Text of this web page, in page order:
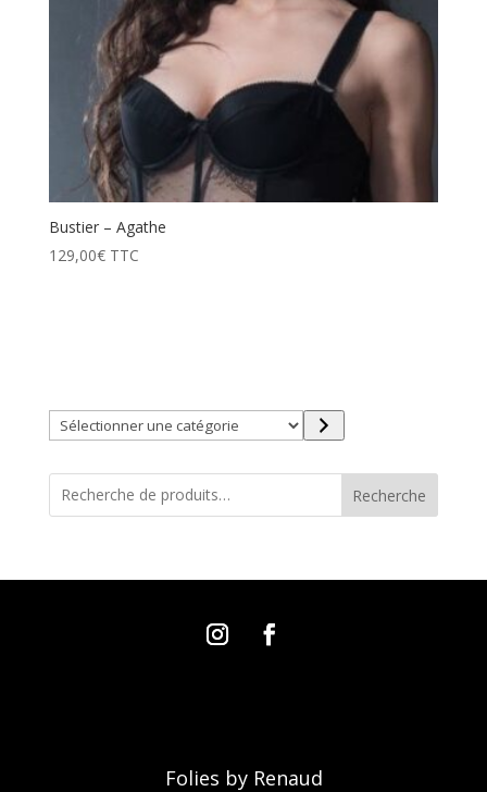
Bustier – Agathe
129,00€ TTC
Sélectionner
une
catégorie
Recherche
Folies by Renaud